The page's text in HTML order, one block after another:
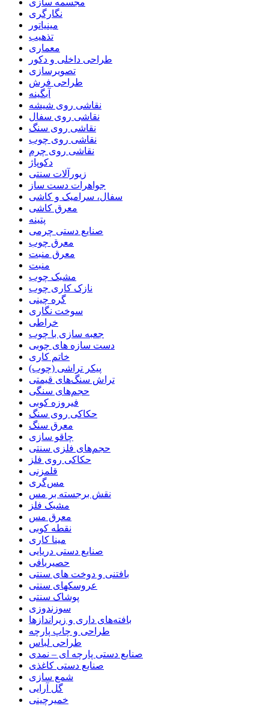
مجسمه سازی
نگارگری
مینیاتور
تذهیب
معماری
طراحی داخلی و دکور
تصویرسازی
طراحی فرش
آبگینه
نقاشی روی شیشه
نقاشی روی سفال
نقاشی روی سنگ
نقاشی روی چوب
نقاشی روی چرم
دکوپاژ
زیورآلات سنتی
جواهرات دست ساز
سفال، سرامیک و کاشی
معرق کاشی
پتینه
صنایع دستی چرمی
معرق چوب
معرق منبت
منبت
مشبک چوب
نازک کاری چوب
گره چینی
سوخت نگاری
خراطی
جعبه سازی با چوب
دست سازه های چوبی
خاتم کاری
پیکر تراشی (چوب)
تراش سنگ‌های قیمتی
حجم‌های سنگی
فیروزه کوبی
حکاکی روی سنگ
معرق سنگ
چاقو سازی
حجم‌های فلزی سنتی
حکاکی روی فلز
قلمزنی
مس‌گری
نقش برجسته بر مس
مشبک فلز
معرق مس
نقطه کوبی
مینا کاری
صنایع دستی دریایی
حصیربافی
بافتنی‌ و دوخت های سنتی
عروسکهای سنتی
پوشاک سنتی
سوزندوزی
بافته‌های داری و زیراندازها
طراحی و چاپ پارچه
طراحی لباس
صنایع دستی پارچه ای – نمدی
صنایع دستی کاغذی
شمع سازی
گل آرایی
خمیرچینی